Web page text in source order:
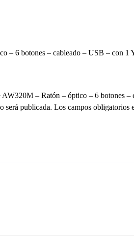
– 6 botones – cableado – USB – con 1
– Ratón – óptico – 6 botones
será publicada. Los campos obligatorios